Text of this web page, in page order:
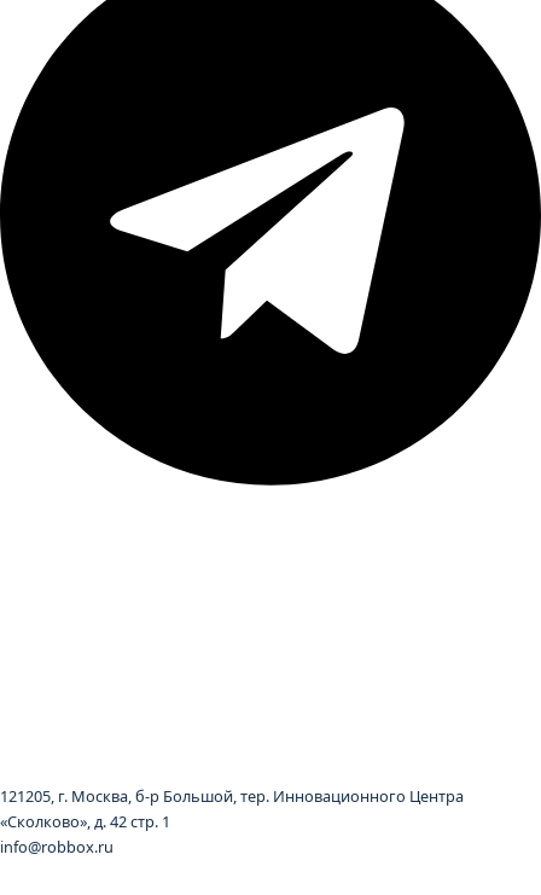
121205, г. Москва, б-р Большой, тер. Инновационного Центра
«Сколково», д. 42 стр. 1
info@robbox.ru